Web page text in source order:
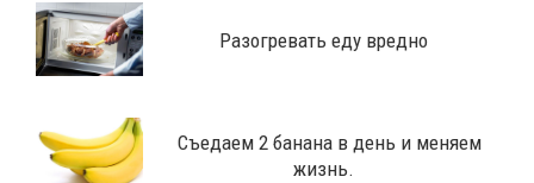
​Разогревать еду вредно
Съедаем 2 банана в день и меняем
жизнь.